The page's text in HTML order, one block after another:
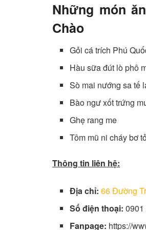
Những món
Chào
Gỏi cá trích Phú
Hàu sữa đút lò phô
Sò mai nướng sa tế
Bào ngư xốt trứng
Ghẹ rang me
Tôm mũ ni cháy bơ
Thông tin liên hệ:
Địa chỉ:66 Đường
Số điện thoại:
Fanpage: https://